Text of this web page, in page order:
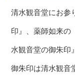
清水観音堂にお参
印』、薬師如来の
水観音堂の御朱印
御朱印は清水観音